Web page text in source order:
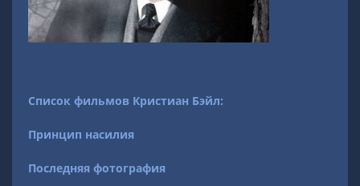
Список фильмов Кристиан Бэйл:
Принцип насилия
Последняя фотография